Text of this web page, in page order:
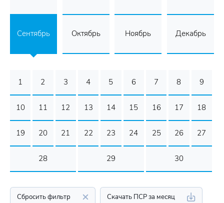
Сентябрь Октябрь Ноябрь Декабрь
1 2 3 4 5 6 7 8 9
10 11 12 13 14 15 16 17 18
19 20 21 22 23 24 25 26 27
28 29 30
Сбросить фильтр Скачать ПСР за месяц